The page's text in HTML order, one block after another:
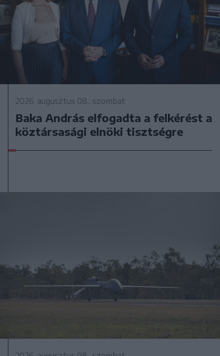
2026. augusztus 08., szombat
Baka András elfogadta a felkérést a
köztársasági elnöki tisztségre